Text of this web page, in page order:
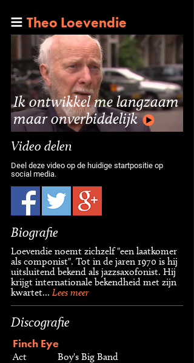
Theo Loevendie
Ik ontwikkel me langzaam
maar onverbiddelijk
Video delen
Deel deze video op de huidige startpositie op
social media.
Biografie
Loevendie noemt zichzelf "een laatkomer
als componist". Tot in de jaren 1970 is hij
uitsluitend bekend als jazzsaxofonist. Hij
krijgt internationale bekendheid met zijn
kwartet... Lees meer
Discografie
Finch Eye
Act
Boy's Big Band